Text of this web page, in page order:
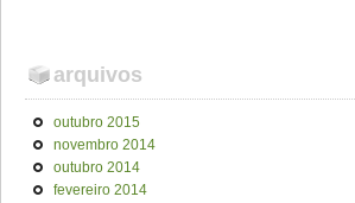
arquivos
outubro 2015
novembro 2014
outubro 2014
fevereiro 2014